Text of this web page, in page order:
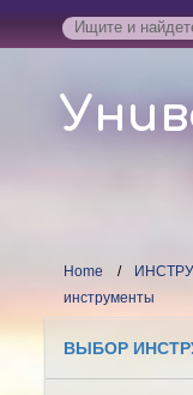
Home
инструменты
ВЫБОР